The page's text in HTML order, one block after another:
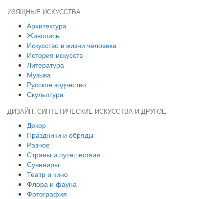
ИЗЯЩНЫЕ ИСКУССТВА
Архитектура
Живопись
Искусство в жизни человека
История искусств
Литература
Музыка
Русское зодчество
Скульптура
ДИЗАЙН, СИНТЕТИЧЕСКИЕ ИСКУССТВА И ДРУГОЕ
Декор
Праздники и обряды
Разное
Страны и путешествия
Сувениры
Театр и кино
Флора и фауна
Фотография